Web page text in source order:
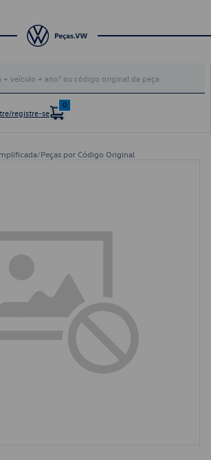
registre-se
0
/Peças por Código Original